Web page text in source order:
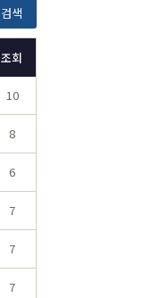
검색
조회
10
8
6
7
7
7